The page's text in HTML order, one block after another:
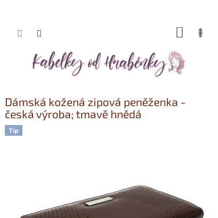
Přejít
Dámská kožená zipová peněženka -
česká výroba; tmavě hnědá
Tip